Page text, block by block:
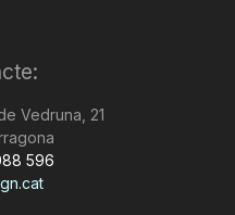
Vedruna, 21
596